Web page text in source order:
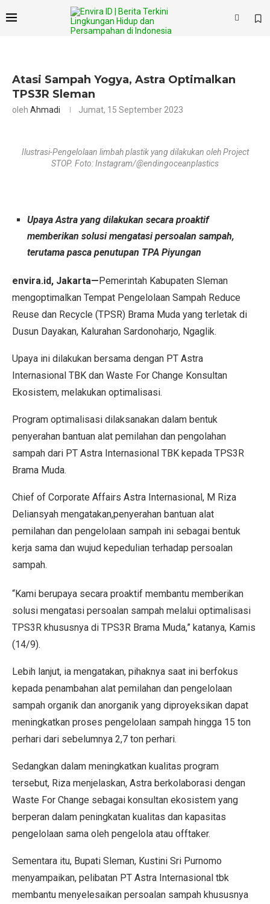
Atasi Sampah Yogya, Astra Optimalkan
TPS3R Sleman
oleh Ahmadi Jumat, 15 September 2023
Ilustrasi-Pengelolaan limbah plastik yang dilakukan oleh Project
STOP. Foto: Instagram/@endingoceanplastics
Upaya Astra yang dilakukan secara proaktif
memberikan solusi mengatasi persoalan sampah,
terutama pasca penutupan TPA Piyungan
envira.id, Jakarta—Pemerintah Kabupaten Sleman
mengoptimalkan Tempat Pengelolaan Sampah Reduce
Reuse dan Recycle (TPSR) Brama Muda yang terletak di
Dusun Dayakan, Kalurahan Sardonoharjo, Ngaglik.
Upaya ini dilakukan bersama dengan PT Astra
Internasional TBK dan Waste For Change Konsultan
Ekosistem, melakukan optimalisasi.
Program optimalisasi dilaksanakan dalam bentuk
penyerahan bantuan alat pemilahan dan pengolahan
sampah dari PT Astra Internasional TBK kepada TPS3R
Brama Muda.
Chief of Corporate Affairs Astra Internasional, M Riza
Deliansyah mengatakan,penyerahan bantuan alat
pemilahan dan pengelolaan sampah ini sebagai bentuk
kerja sama dan wujud kepedulian terhadap persoalan
sampah.
“Kami berupaya secara proaktif membantu memberikan
solusi mengatasi persoalan sampah melalui optimalisasi
TPS3R khususnya di TPS3R Brama Muda,” katanya, Kamis
(14/9).
Lebih lanjut, ia mengatakan, pihaknya saat ini berfokus
kepada penambahan alat pemilahan dan pengelolaan
sampah organik dan anorganik yang diproyeksikan dapat
meningkatkan proses pengelolaan sampah hingga 15 ton
perhari dari sebelumnya 2,7 ton perhari.
Sedangkan dalam meningkatkan kualitas program
tersebut, Riza menjelaskan, Astra berkolaborasi dengan
Waste For Change sebagai konsultan ekosistem yang
berperan dalam peningkatan kualitas dan kapasitas
pengelolaan sama oleh pengelola atau offtaker.
Sementara itu, Bupati Sleman, Kustini Sri Purnomo
menyampaikan, pelibatan PT Astra Internasional tbk
membantu menyelesaikan persoalan sampah khususnya